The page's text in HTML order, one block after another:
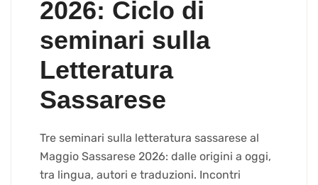
2026: Ciclo di
seminari sulla
Letteratura
Sassarese
Tre seminari sulla letteratura sassarese al
Maggio Sassarese 2026: dalle origini a oggi,
tra lingua, autori e traduzioni. Incontri